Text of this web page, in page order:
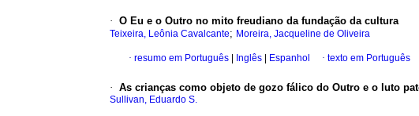
· O Eu e o Outro no mito freudiano da fundação da cultura
Teixeira, Leônia Cavalcante; Moreira, Jacqueline de Oliveira
· resumo em Português Inglês Espanhol · texto em Português
· As crianças como objeto de gozo fálico do Outro e o luto
Sullivan, Eduardo S.